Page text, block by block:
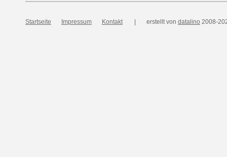
Startseite Impressum Kontakt | erstellt von datalino 2008-